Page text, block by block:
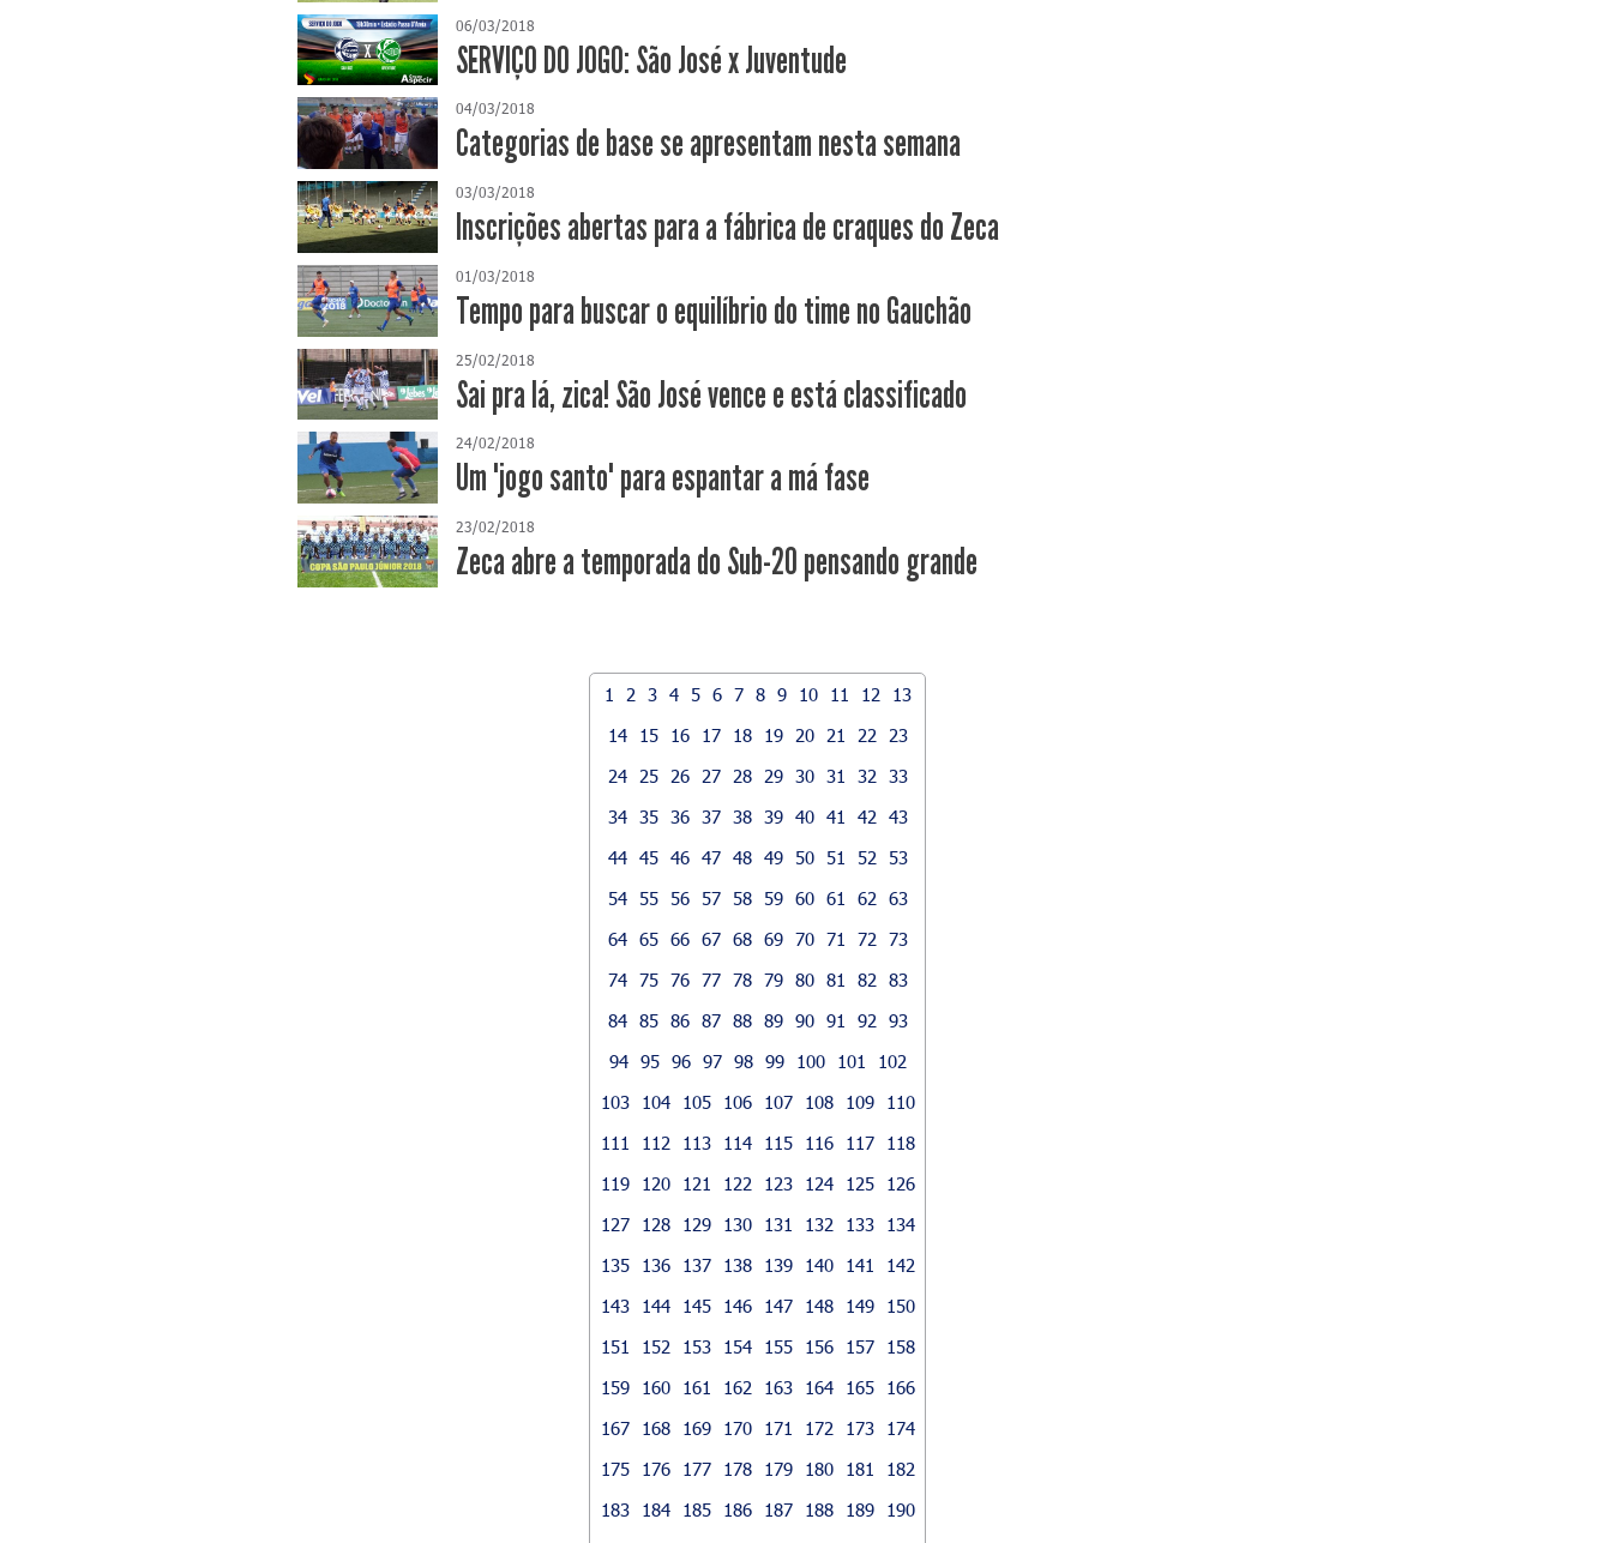
06/03/2018
SERVIÇO DO JOGO: São José x Juventude
04/03/2018
Categorias de base se apresentam nesta semana
03/03/2018
Inscrições abertas para a fábrica de craques do Zeca
01/03/2018
Tempo para buscar o equilíbrio do time no Gauchão
25/02/2018
Sai pra lá, zica! São José vence e está classificado
24/02/2018
Um "jogo santo" para espantar a má fase
23/02/2018
Zeca abre a temporada do Sub-20 pensando grande
1 2 3 4 5 6 7 8 9 10 11 12
13
14
15 16 17 18 19 20 21 22
23
24
25 26 27 28 29 30 31 32
33
34 35 36 37 38 39 40 41 42
43
44 45 46 47 48 49 50 51 52
53
54 55 56 57 58 59 60 61 62
63
64 65 66 67 68 69 70 71 72
73
74 75 76 77 78 79 80 81 82
83
84 85 86 87 88 89 90 91 92
93
94 95 96 97 98 99 100 101
102
103
104 105 106 107 108 109
110
111
112 113 114 115 116 117
118
119
120 121 122 123 124 125
126
127
128 129 130 131 132 133
134
135
136 137 138 139 140 141
142
143
144 145 146 147 148 149
150
151
152 153 154 155 156 157
158
159
160 161 162 163 164 165
166
167
168 169 170 171 172 173
174
175
176 177 178 179 180 181
182
183
184 185 186 187 188 189
190